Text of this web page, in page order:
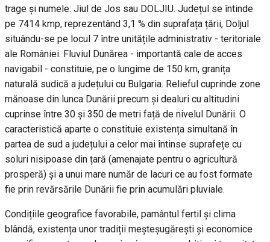
trage și numele: Jiul de Jos sau DOLJIU. Județul se întinde
pe 7414 kmp, reprezentând 3,1 % din suprafața țării, Doljul
situându-se pe locul 7 între unitățile administrativ - teritoriale
ale României. Fluviul Dunărea - importantă cale de acces
navigabil - constituie, pe o lungime de 150 km, granița
naturală sudică a județului cu Bulgaria. Relieful cuprinde zone
mănoase din lunca Dunării precum și dealuri cu altitudini
cuprinse între 30 și 350 de metri față de nivelul Dunării. O
caracteristică aparte o constituie existența simultană în
partea de sud a județului a celor mai întinse suprafețe cu
soluri nisipoase din țară (amenajate pentru o agricultură
prosperă) și a unui mare număr de lacuri ce au fost formate
fie prin revărsările Dunării fie prin acumulări pluviale.
Condițiile geografice favorabile, pamântul fertil și clima
blândă, existența unor tradiții meșteșugărești și economice